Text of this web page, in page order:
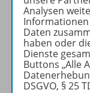
Analysen
Daten
haben oder
Dienste
Buttons „Alle
DSGVO, § 25